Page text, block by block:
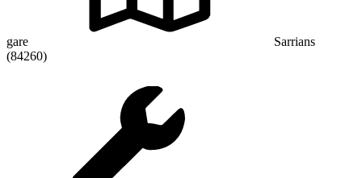
gare
Sarrians
(84260)